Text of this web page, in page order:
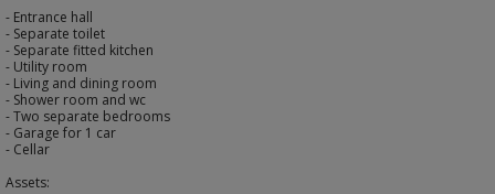
- Entrance hall
- Separate toilet
- Separate fitted kitchen
- Utility room
- Living and dining room
- Shower room and wc
- Two separate bedrooms
- Garage for 1 car
- Cellar
Assets: